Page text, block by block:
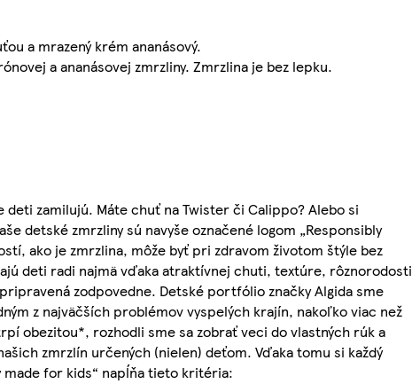
a mrazený krém ananásový.
a ananásovej zmrzliny. Zmrzlina je bez lepku.
zamilujú. Máte chuť na Twister či Calippo? Alebo si
detské zmrzliny sú navyše označené logom „Responsibly
ako je zmrzlina, môže byť pri zdravom životom štýle bez
deti radi najmä vďaka atraktívnej chuti, textúre, rôznorodosti
zodpovedne. Detské portfólio značky Algida sme
z najväčších problémov vyspelých krajín, nakoľko viac než
obezitou*, rozhodli sme sa zobrať veci do vlastných rúk a
zmrzlín určených (nielen) deťom. Vďaka tomu si každý
made for kids“ napĺňa tieto kritéria: